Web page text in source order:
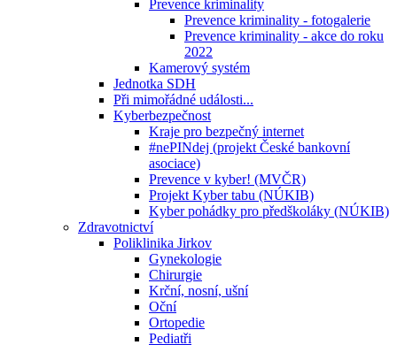
Prevence kriminality
Prevence kriminality - fotogalerie
Prevence kriminality - akce do roku
2022
Kamerový systém
Jednotka SDH
Při mimořádné události...
Kyberbezpečnost
Kraje pro bezpečný internet
#nePINdej (projekt České bankovní
asociace)
Prevence v kyber! (MVČR)
Projekt Kyber tabu (NÚKIB)
Kyber pohádky pro předškoláky (NÚKIB)
Zdravotnictví
Poliklinika Jirkov
Gynekologie
Chirurgie
Krční, nosní, ušní
Oční
Ortopedie
Pediatři